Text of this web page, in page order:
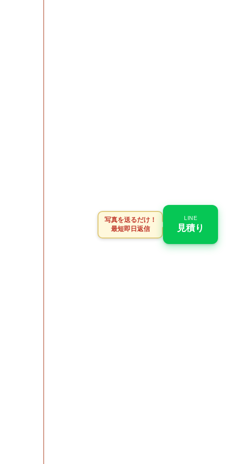
写真を送るだけ！
最短即日返信
LINE
見積り